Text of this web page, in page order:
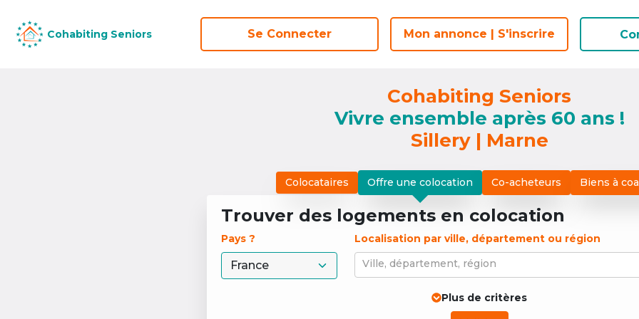
Cohabiting Seniors Se Connecter Mon annonce | S'inscrire
Cohabiting Seniors Se Connecter Mon annonce | S'inscrire
Cohabiting Seniors
Vivre ensemble après 60 ans !
Sillery | Marne
Colocataires Offre une colocation Co-acheteurs Biens à
Trouver des logements en colocation
Pays ?
Localisation par ville, département ou région
Ville, département, région
Plus de critères